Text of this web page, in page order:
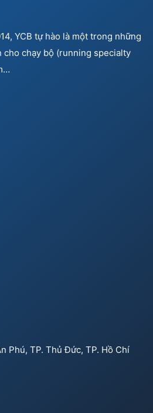
YCB tự hào là một trong những
cho chạy bộ (running specialty
Phú, TP. Thủ Đức, TP. Hồ Chí